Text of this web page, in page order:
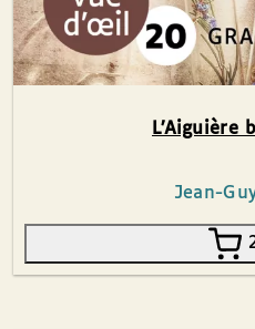
L’Aiguière
Jean-